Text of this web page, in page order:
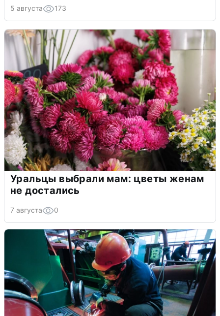
5 августа 173
Уральцы выбрали мам: цветы женам
не достались
7 августа 0